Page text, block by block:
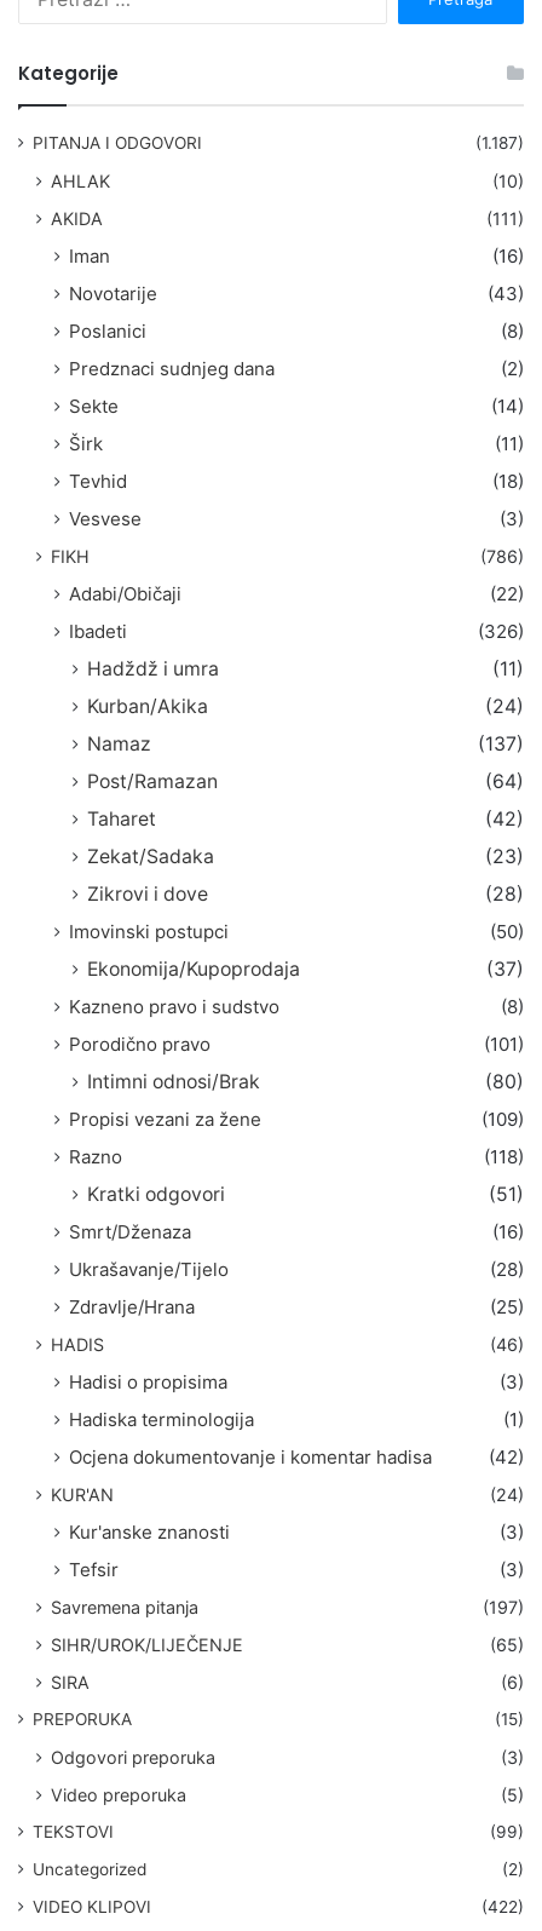
Kategorije
PITANJA I ODGOVORI (1.187)
AHLAK
(10)
AKIDA
(111)
Iman
(16)
Novotarije
(43)
Poslanici
(8)
Predznaci sudnjeg dana
(2)
Sekte
(14)
Širk
(11)
Tevhid
(18)
Vesvese
(3)
FIKH (786)
Adabi/Običaji
(22)
Ibadeti
(326)
Hadždž i umra
(11)
Kurban/Akika
(24)
Namaz
(137)
Post/Ramazan
(64)
Taharet
(42)
Zekat/Sadaka
(23)
Zikrovi i dove
(28)
Imovinski postupci
(50)
Ekonomija/Kupoprodaja
(37)
Kazneno pravo i sudstvo
(8)
Porodično pravo
(101)
Intimni odnosi/Brak
(80)
Propisi vezani za žene
(109)
Razno
(118)
Kratki odgovori
(51)
Smrt/Dženaza
(16)
Ukrašavanje/Tijelo
(28)
Zdravlje/Hrana
(25)
HADIS (46)
Hadisi o propisima
(3)
Hadiska terminologija
(1)
Ocjena dokumentovanje i komentar hadisa
(42)
KUR'AN (24)
Kur'anske znanosti
(3)
Tefsir
(3)
Savremena pitanja
(197)
SIHR/UROK/LIJEČENJE
(65)
SIRA
(6)
PREPORUKA (15)
Odgovori preporuka
(3)
Video preporuka
(5)
TEKSTOVI
(99)
Uncategorized
(2)
VIDEO KLIPOVI
(422)